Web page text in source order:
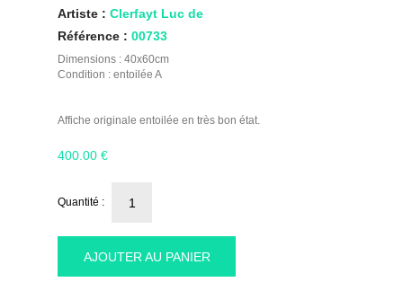
Artiste : Clerfayt Luc de
Référence : 00733
Dimensions : 40x60cm
Condition : entoilée A
Affiche originale entoilée en très bon état.
400.00 €
Quantité :
AJOUTER AU PANIER